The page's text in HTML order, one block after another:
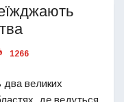
1266
великих